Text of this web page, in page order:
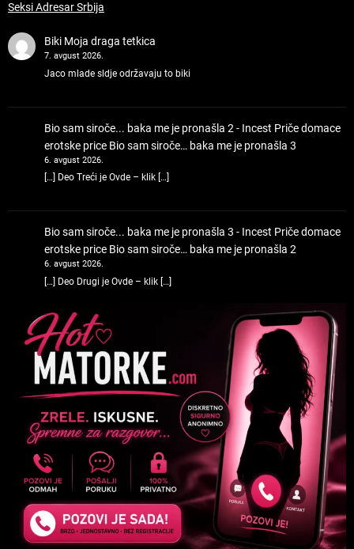
Seksi Adresar Srbija
Biki Moja draga tetkica
7. avgust 2026.
Jaco mlade sldje održavaju to biki
Bio sam siroče... baka me je pronašla 2 - Incest Priče domace
erotske price Bio sam siroče… baka me je pronašla 3
6. avgust 2026.
[…] Deo Treći je Ovde – klik […]
Bio sam siroče... baka me je pronašla 3 - Incest Priče domace
erotske price Bio sam siroče… baka me je pronašla 2
6. avgust 2026.
[…] Deo Drugi je Ovde – klik […]